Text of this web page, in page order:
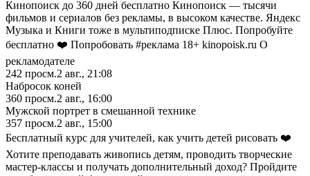
Кинопоиск до 360 дней бесплатно Кинопоиск — тысячи
фильмов и сериалов без рекламы, в высоком качестве. Яндекс
Музыка и Книги тоже в мультиподписке Плюс. Попробуйте
бесплатно ❤️ Попробовать #реклама 18+ kinopoisk.ru О
рекламодателе
242 просм.2 авг., 21:08
Набросок коней
360 просм.2 авг., 16:00
Мужской портрет в смешанной технике
357 просм.2 авг., 15:00
Бесплатный курс для учителей, как учить детей рисовать ❤️
Хотите преподавать живопись детям, проводить творческие
мастер-классы и получать дополнительный доход? Пройдите